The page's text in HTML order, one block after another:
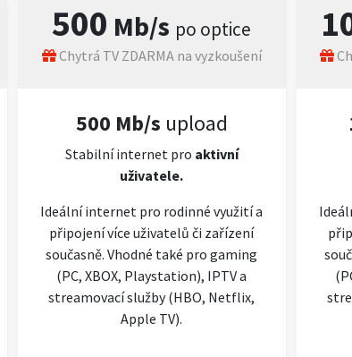
500 Mb/s po optice
Chytrá TV ZDARMA na vyzkoušení
500 Mb/s upload
Stabilní internet pro aktivní
uživatele.
Ideální internet pro rodinné využití a
připojení více uživatelů či zařízení
současně. Vhodné také pro gaming
(PC, XBOX, Playstation), IPTV a
streamovací služby (HBO, Netflix,
Apple TV).